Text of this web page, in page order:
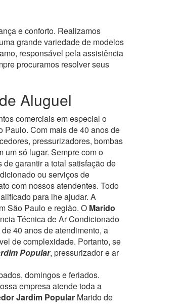
e conforto. Realizamos
grande variedade de modelos
responsável pela assistência
procuramos resolver seus
Aluguel
comerciais em especial o
Paulo. Com mais de 40 anos de
pressurizadores, bombas
um só lugar. Sempre com o
garantir a total satisfação de
ou serviços de
com nossos atendentes. Todo
para lhe ajudar. A
São Paulo e região. O Marido
Técnica de Ar Condicionado
40 anos de atendimento, a
de complexidade. Portanto, se
Popular, pressurizador e ar
domingos e feriados.
empresa atende toda a
Jardim Popular Marido de